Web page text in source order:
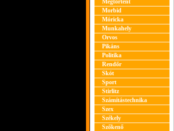
Megtörtént
Morbid
Móricka
Munkahely
Orvos
Pikáns
Politika
Rendőr
Skót
Sport
Stirlitz
Számítástechnika
Szex
Székely
Szőkenő